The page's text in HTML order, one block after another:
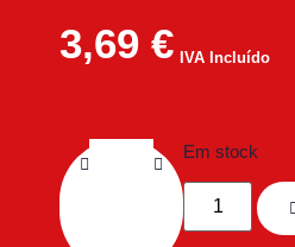
3,69 € IVA Incluído
Em stock